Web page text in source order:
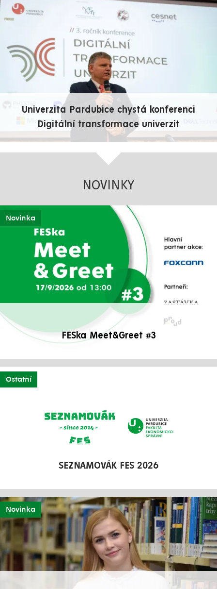
Univerzita Pardubice chystá konferenci
Digitální transformace univerzit
NOVINKY
Novinka
FESka Meet&Greet #3
Ostatní
SEZNAMOVÁK FES 2026
Novinka